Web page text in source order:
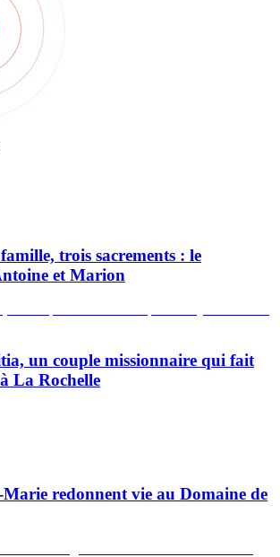
trois sacrements : le
et Marion
un couple missionnaire qui fait
La Rochelle
Marie redonnent vie au Domaine de